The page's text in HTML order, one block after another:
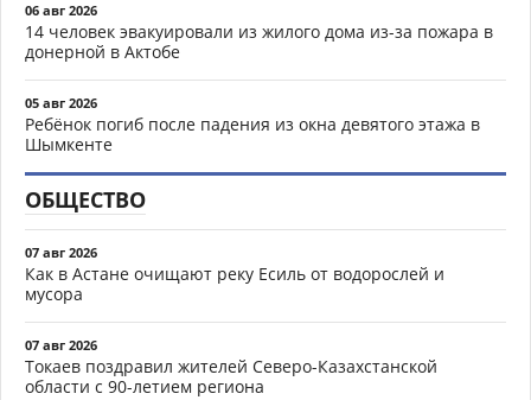
06 авг 2026
14 человек эвакуировали из жилого дома из-за пожара в
донерной в Актобе
05 авг 2026
Ребёнок погиб после падения из окна девятого этажа в
Шымкенте
ОБЩЕСТВО
07 авг 2026
Как в Астане очищают реку Есиль от водорослей и
мусора
07 авг 2026
Токаев поздравил жителей Северо-Казахстанской
области с 90-летием региона